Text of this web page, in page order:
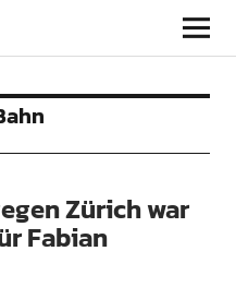
Zürich war
Fabian